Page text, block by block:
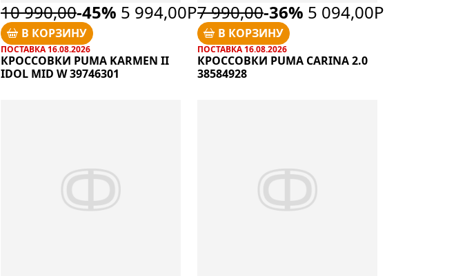
10 990,00-45% 5 994,00Р
В КОРЗИНУ
ПОСТАВКА 16.08.2026
КРОССОВКИ PUMA KARMEN II
IDOL MID W 39746301
7 990,00-36% 5 094,00Р
В КОРЗИНУ
ПОСТАВКА 16.08.2026
КРОССОВКИ PUMA CARINA 2.0
38584928